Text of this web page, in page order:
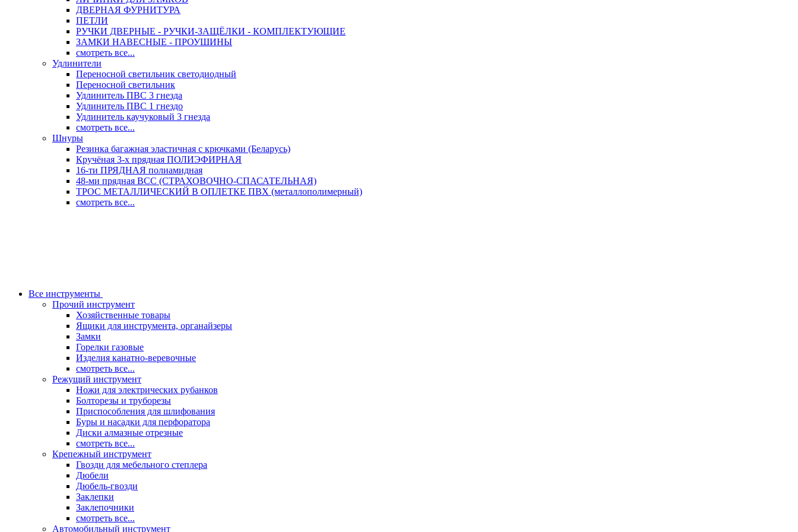
ДВЕРНАЯ ФУРНИТУРА
ПЕТЛИ
РУЧКИ ДВЕРНЫЕ - РУЧКИ-ЗАЩЁЛКИ - КОМПЛЕКТУЮЩИЕ
ЗАМКИ НАВЕСНЫЕ - ПРОУШИНЫ
смотреть все...
Удлинители
Переносной светильник светодиодный
Переносной светильник
Удлинитель ПВС 3 гнезда
Удлинитель ПВС 1 гнездо
Удлинитель каучуковый 3 гнезда
смотреть все...
Шнуры
Резинка багажная эластичная с крючками (Беларусь)
Кручёная 3-х прядная ПОЛИЭФИРНАЯ
16-ти ПРЯДНАЯ полиамидная
48-ми прядная ВСС (СТРАХОВОЧНО-СПАСАТЕЛЬНАЯ)
ТРОС МЕТАЛЛИЧЕСКИЙ В ОПЛЕТКЕ ПВХ (металлополимерный)
смотреть все...
Все инструменты
Прочий инструмент
Хозяйственные товары
Ящики для инструмента, органайзеры
Замки
Горелки газовые
Изделия канатно-веревочные
смотреть все...
Режущий инструмент
Ножи для электрических рубанков
Болторезы и труборезы
Приспособления для шлифования
Буры и насадки для перфоратора
Диски алмазные отрезные
смотреть все...
Крепежный инструмент
Гвозди для мебельного степлера
Дюбели
Дюбель-гвозди
Заклепки
Заклепочники
смотреть все...
Автомобильный инструмент